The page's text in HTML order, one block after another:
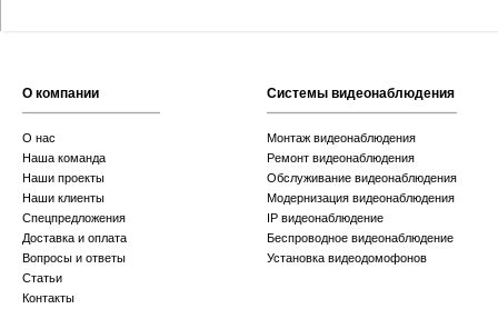
О компании
О нас
Наша команда
Наши проекты
Наши клиенты
Спецпредложения
Доставка и оплата
Вопросы и ответы
Статьи
Контакты
Системы видеонаблюдения
Монтаж видеонаблюдения
Ремонт видеонаблюдения
Обслуживание видеонаблюдения
Модернизация видеонаблюдения
IP видеонаблюдение
Беспроводное видеонаблюдение
Установка видеодомофонов